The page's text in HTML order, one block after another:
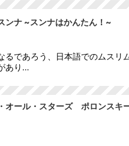
ンナ ~スンナはかんたん！~
るであろう、日本語でのムス
あり…
オール・スターズ ポロンス